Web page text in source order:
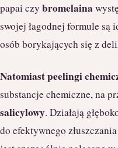
papai czy bromelaina
swojej łagodnej formule są
osób borykających się z
Natomiast peelingi
substancje chemiczne, na
salicylowy. Działają
do efektywnego